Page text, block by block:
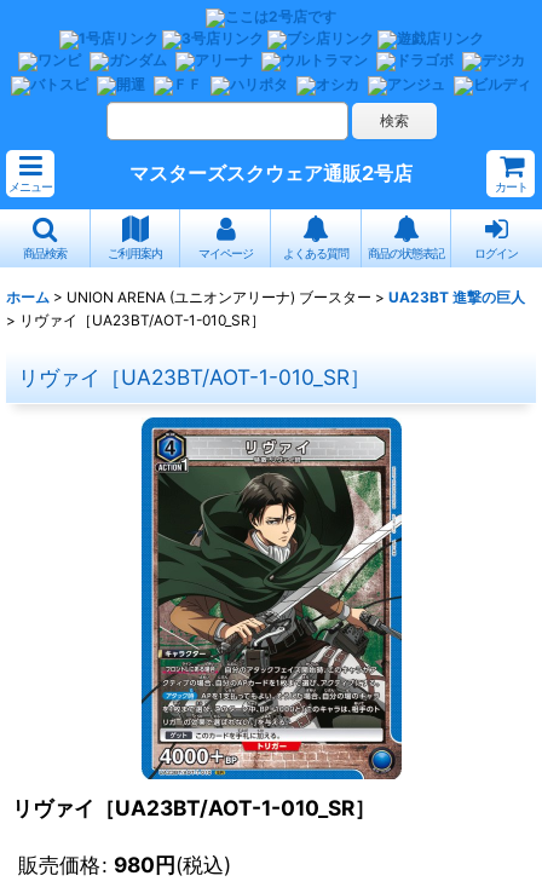
メニュー
マスターズスクウェア通販2号店
カート
商品検索 ご利用案内 マイページ よくある質問 商品の状態表記 ログイン
ホーム > UNION ARENA (ユニオンアリーナ) ブースター > UA23BT 進撃の巨人
> リヴァイ［UA23BT/AOT-1-010_SR］
リヴァイ［UA23BT/AOT-1-010_SR］
リヴァイ［UA23BT/AOT-1-010_SR］
販売価格: 980円(税込)